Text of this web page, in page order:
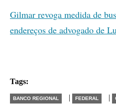
Gilmar revoga medida de
endereços de advogado de
Tags:
BANCO REGIONAL | FEDERAL |